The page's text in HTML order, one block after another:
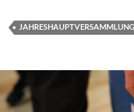
JAHRESHAUPTVERSAMMLUNG